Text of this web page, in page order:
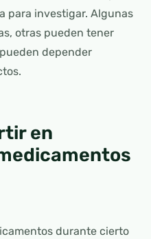
para investigar. Algunas
otras pueden tener
depender
en
durante cierto